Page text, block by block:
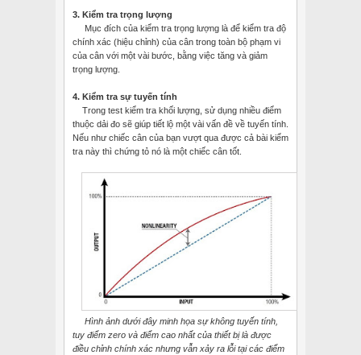
3. Kiểm tra trọng lượng
Mục đích của kiểm tra trọng lượng là để kiểm tra độ
chính xác (hiệu chỉnh) của cân trong toàn bộ phạm vi
của cân với một vài bước, bằng việc tăng và giảm
trọng lượng.
4. Kiểm tra sự tuyến tính
Trong test kiểm tra khối lượng, sử dụng nhiều điểm
thuộc dải đo sẽ giúp tiết lộ một vài vấn đề về tuyến tính.
Nếu như chiếc cân của bạn vượt qua được cả bài kiểm
tra này thì chứng tỏ nó là một chiếc cân tốt.
Hình ảnh dưới đây minh họa sự không tuyến tính,
tuy điểm zero và điểm cao nhất của thiết bị là được
điều chỉnh chính xác nhưng vẫn xảy ra lỗi tại các điểm